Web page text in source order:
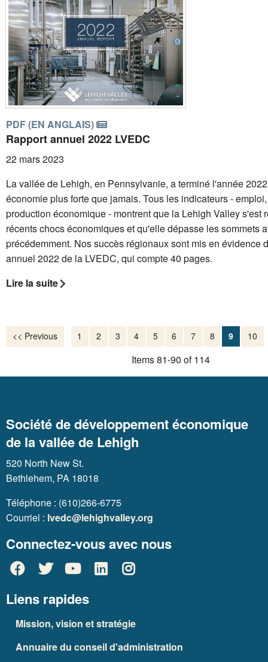
PDF (EN ANGLAIS)
Rapport annuel 2022 LVEDC
22 mars 2023
La vallée de Lehigh, en Pennsylvanie, a terminé l'année
économie plus forte que jamais. Tous les indicateurs -
production économique - montrent que la Lehigh Valley s'est
récents chocs économiques et qu'elle dépasse les sommets
précédemment. Nos succès régionaux sont mis en évidence
annuel 2022 de la LVEDC, qui compte 40 pages.
Lire la suite
<< Previous 1 2 3 4 5 6 7 8 9 10
Items 81-90 of 114
Société de développement économique
de la vallée de Lehigh
520 North New St.
Bethlehem, PA 18018
Téléphone : (610)266-6775
Courriel : lvedc@lehighvalley.org
Connectez-vous avec nous
Liens rapides
Mission, vision et stratégie
Annuaire du conseil d'administration